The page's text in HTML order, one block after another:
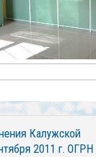
Калужской
2011 г. ОГРН